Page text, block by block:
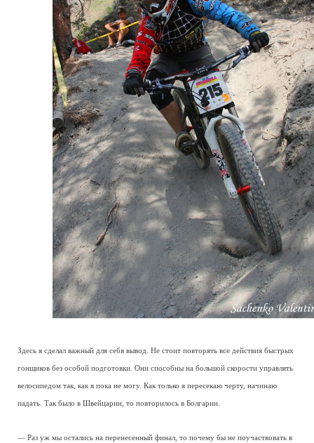
Здесь я сделал важный для себя вывод. Не стоит повторять все действия быстрых
гонщиков без особой подготовки. Они способны на большой скорости управлять
велосипедом так, как я пока не могу. Как только я пересекаю черту, начинаю
падать. Так было в Швейцарии, то повторилось в Болгарии.
— Раз уж мы остались на перенесенный финал, то почему бы не поучаствовать в